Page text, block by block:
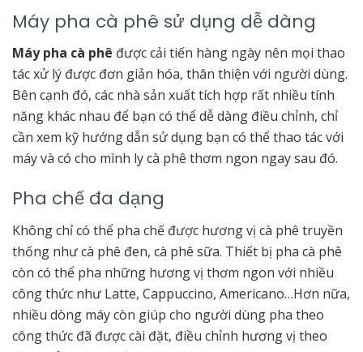
Máy pha cà phê sử dụng dễ dàng
Máy pha cà phê được cải tiến hàng ngày nên mọi thao
tác xử lý được đơn giản hóa, thân thiện với người dùng.
Bên cạnh đó, các nhà sản xuất tích hợp rất nhiều tính
năng khác nhau để bạn có thể dễ dàng điều chỉnh, chỉ
cần xem kỹ hướng dẫn sử dụng bạn có thể thao tác với
máy và có cho mình ly cà phê thơm ngon ngay sau đó.
Pha chế đa dạng
Không chỉ có thể pha chế được hương vị cà phê truyền
thống như cà phê đen, cà phê sữa. Thiết bị pha cà phê
còn có thể pha những hương vị thơm ngon với nhiều
công thức như Latte, Cappuccino, Americano…Hơn nữa,
nhiều dòng máy còn giúp cho người dùng pha theo
công thức đã được cài đặt, điều chỉnh hương vị theo